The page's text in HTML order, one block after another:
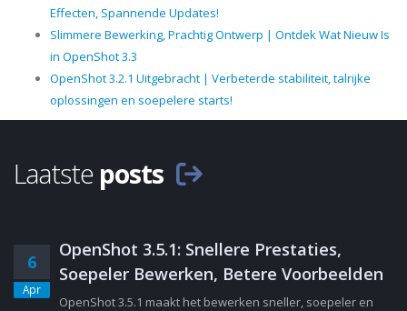
Effecten, Spannende Updates!
Slimmere Bewerking, Prachtig Ontwerp | Ontdek Wat Nieuw Is
in OpenShot 3.3
OpenShot 3.2.1 Uitgebracht | Verbeterde stabiliteit, talrijke
oplossingen en soepelere starts!
Laatste posts
6
Apr
OpenShot 3.5.1: Snellere Prestaties,
Soepeler Bewerken, Betere Voorbeelden
OpenShot 3.5.1 maakt het bewerken sneller, soepeler en